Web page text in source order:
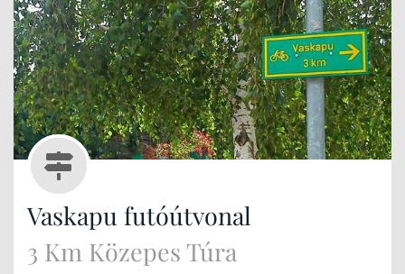
Vaskapu futóútvonal
3 Km Közepes Túra